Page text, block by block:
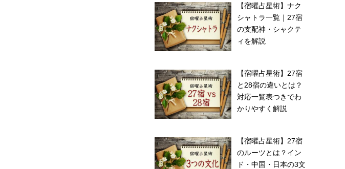
【宿曜占星術】ナク
シャトラ一覧｜27宿
の支配神・シャクテ
ィを解説
【宿曜占星術】27宿
と28宿の違いとは？
対応一覧表つきでわ
かりやすく解説
【宿曜占星術】27宿
のルーツとは？イン
ド・中国・日本の3文